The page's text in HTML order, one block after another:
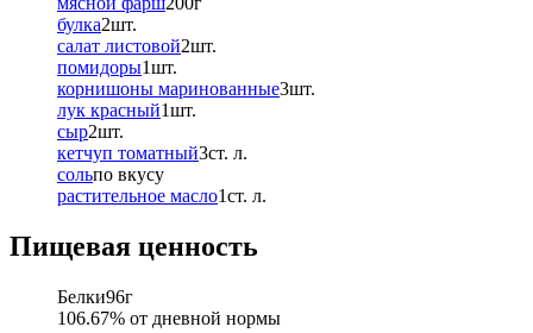
булка2шт.
салат листовой2шт.
помидоры1шт.
корнишоны маринованные3шт.
лук красный1шт.
сыр2шт.
кетчуп томатный3ст. л.
сольпо вкусу
растительное масло1ст. л.
Пищевая ценность
Белки96г
106.67% от дневной нормы